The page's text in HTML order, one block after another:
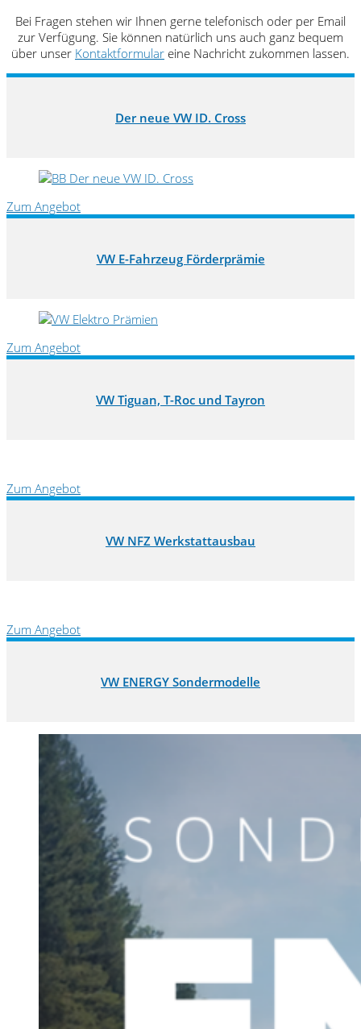
Bei Fragen stehen wir Ihnen gerne telefonisch oder per Email
zur Verfügung. Sie können natürlich uns auch ganz bequem
über unser Kontaktformular eine Nachricht zukommen lassen.
Der neue VW ID. Cross
Zum Angebot
VW E-Fahrzeug Förderprämie
Zum Angebot
VW Tiguan, T-Roc und Tayron
Zum Angebot
VW NFZ Werkstattausbau
Zum Angebot
VW ENERGY Sondermodelle